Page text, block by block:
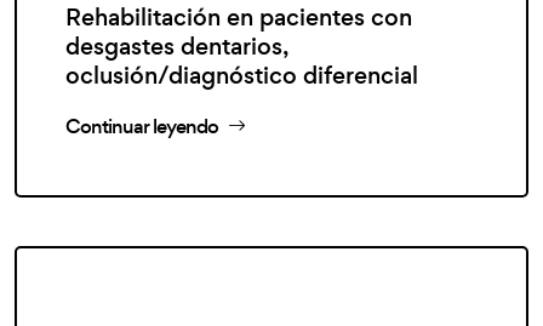
Rehabilitación en pacientes con
desgastes dentarios,
oclusión/diagnóstico diferencial
Continuar leyendo